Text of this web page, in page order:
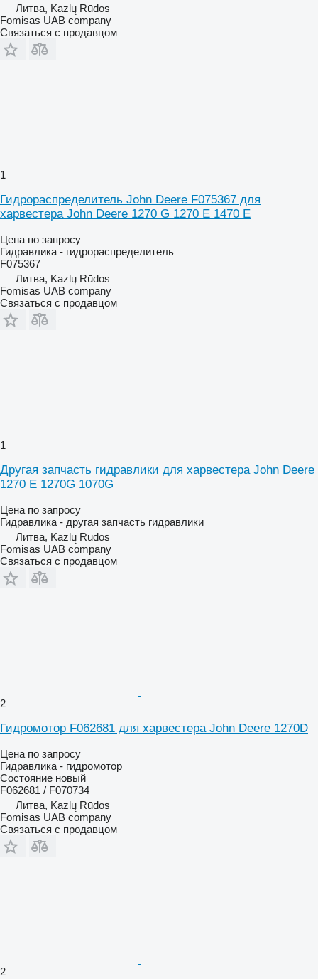
Литва, Kazlų Rūdos
Fomisas UAB company
Связаться с продавцом
1
Гидрораспределитель John Deere F075367 для
харвестера John Deere 1270 G 1270 E 1470 E
Цена по запросу
Гидравлика - гидрораспределитель
F075367
Литва, Kazlų Rūdos
Fomisas UAB company
Связаться с продавцом
1
Другая запчасть гидравлики для харвестера John Deere
1270 E 1270G 1070G
Цена по запросу
Гидравлика - другая запчасть гидравлики
Литва, Kazlų Rūdos
Fomisas UAB company
Связаться с продавцом
2
Гидромотор F062681 для харвестера John Deere 1270D
Цена по запросу
Гидравлика - гидромотор
Состояние новый
F062681 / F070734
Литва, Kazlų Rūdos
Fomisas UAB company
Связаться с продавцом
2